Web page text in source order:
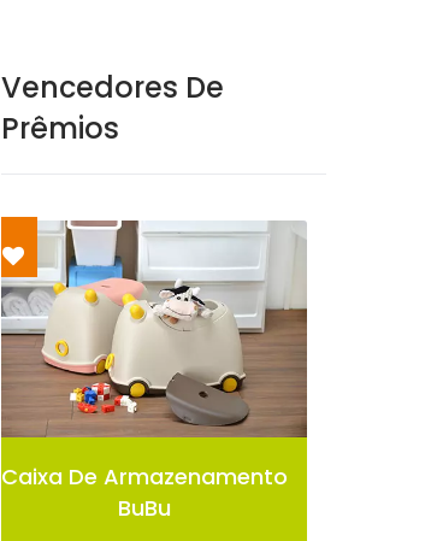
Vencedores De
Prêmios
Caixa De Armazenamento
Pelican